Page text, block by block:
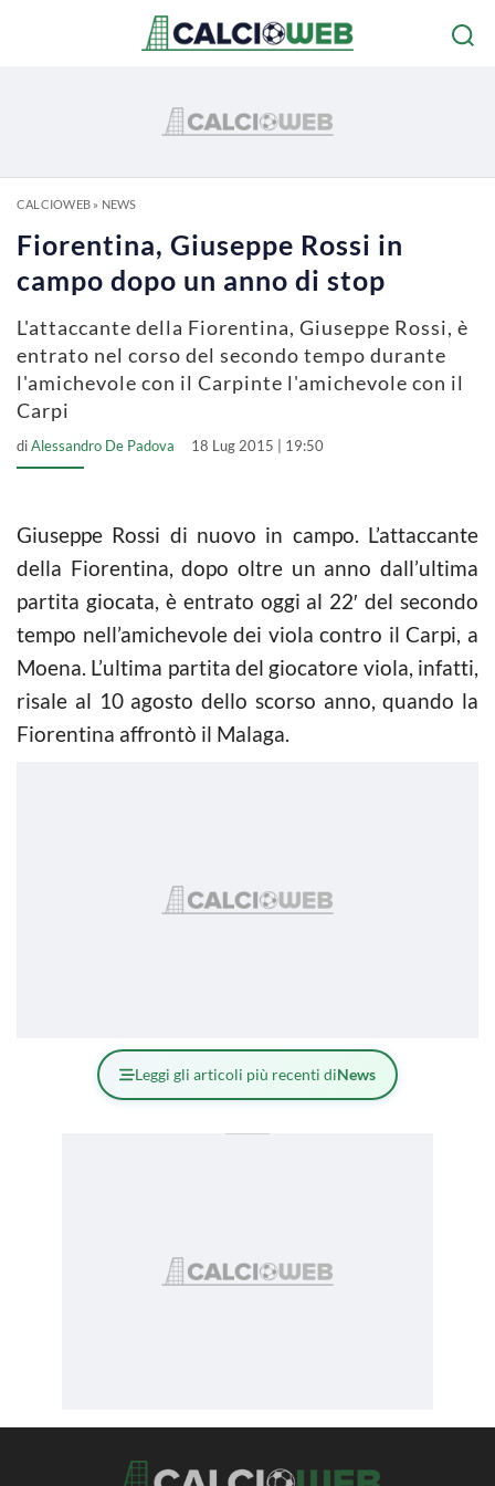
CALCIOWEB» NEWS
Fiorentina, Giuseppe Rossi in
campo dopo un anno di stop
L'attaccante della Fiorentina, Giuseppe Rossi, è
entrato nel corso del secondo tempo durante
l'amichevole con il Carpinte l'amichevole con il
Carpi
diAlessandro De Padova 18 Lug 2015 | 19:50
Giuseppe Rossi di nuovo in campo. L’attaccante
della Fiorentina, dopo oltre un anno dall’ultima
partita giocata, è entrato oggi al 22′ del secondo
tempo nell’amichevole dei viola contro il Carpi, a
Moena. L’ultima partita del giocatore viola, infatti,
risale al 10 agosto dello scorso anno, quando la
Fiorentina affrontò il Malaga.
Leggi gli articoli più recenti diNews